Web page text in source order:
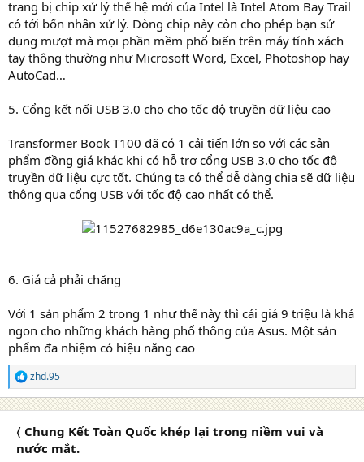
trang bị chip xử lý thế hệ mới của Intel là Intel Atom Bay Trail
có tới bốn nhân xử lý. Dòng chip này còn cho phép bạn sử
dụng mượt mà mọi phần mềm phổ biến trên máy tính xách
tay thông thường như Microsoft Word, Excel, Photoshop hay
AutoCad…
5. Cổng kết nối USB 3.0 cho cho tốc độ truyền dữ liệu cao
Transformer Book T100 đã có 1 cải tiến lớn so với các sản
phẩm đồng giá khác khi có hỗ trợ cổng USB 3.0 cho tốc độ
truyền dữ liệu cực tốt. Chúng ta có thể dễ dàng chia sẽ dữ liệu
thông qua cổng USB với tốc độ cao nhất có thể.
6. Giá cả phải chăng
Với 1 sản phẩm 2 trong 1 như thế này thì cái giá 9 triệu là khá
ngon cho những khách hàng phổ thông của Asus. Một sản
phẩm đa nhiệm có hiệu năng cao
R
e
a
zhd.95
〈 Chung Kết Toàn Quốc khép lại trong niềm vui và
nước mắt.